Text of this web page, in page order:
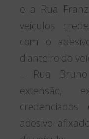
e a Rua
veículos
com o
dianteiro do
– Rua
extensão,
adesivo